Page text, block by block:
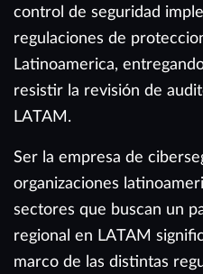
control de seguridad
regulaciones de
Latinoamerica,
resistir la revisión de
LATAM.
Ser la empresa de
organizaciones
sectores que buscan un
regional en LATAM
marco de las distintas